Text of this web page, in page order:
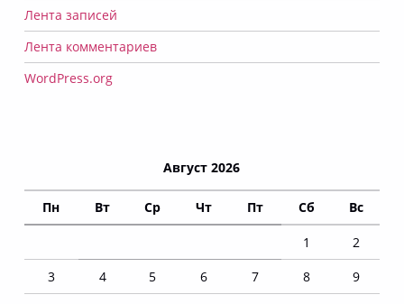
Лента записей
Лента комментариев
WordPress.org
Август 2026
Пн Вт Ср Чт Пт Сб Вс
1
2
3
4 5 6 7 8
9